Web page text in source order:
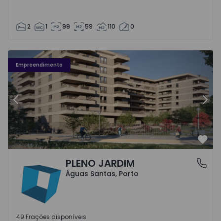
2 1 99 59 110 0
Empreendimento
Fachada PLENO JARDIM - 3
Anterior
Águas Santas, PortoPLENO JARDIM
Águas Santas, Porto
49 Frações disponíveis